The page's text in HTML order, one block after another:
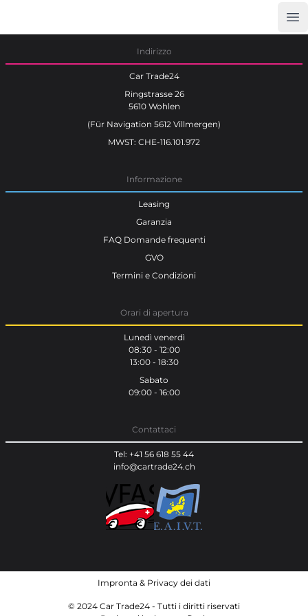
Indirizzo
Car Trade24
Ringstrasse 26
5610 Wohlen
(Für Navigation 5612 Villmergen)
MWST: CHE-116.101.972
Informazione
Leasing
Garanzia
FAQ Domande frequenti
GVO
Termini e Condizioni
Orari di apertura
Lunedì venerdì
08:30 - 12:00
13:00 - 18:30
Sabato
09:00 - 16:00
Contattaci
Tel: +41 56 618 55 44
info@cartrade24.ch
Impronta & Privacy dei dati
© 2024 Car Trade24 - Tutti i diritti riservati